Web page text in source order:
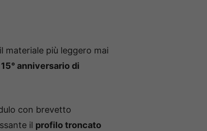
il materiale più leggero mai
15° anniversario di
con brevetto
il profilo troncato